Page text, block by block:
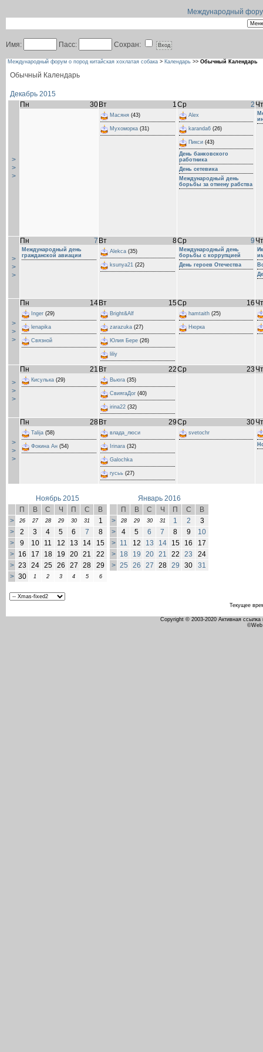
Международный
Имя: Пасс: Сохран:
Международный форум о пород китайская хохлатая собака > Календарь >> Обычный Календарь
Обычный Календарь
Декабрь 2015
>
>
>
30
Пн 1
Вт
Масяня (43)
Мухоморка (31)
2
Ср
Alex
karanda6 (26)
Пикси (43)
День банковского
работника
День сетевика
Международный день
борьбы за отмену рабства
Чт
>
>
>
7
Пн
Международный день
гражданской авиации
8
Вт
Alekca (35)
ksunya21 (22)
9
Ср
Международный день
борьбы с коррупцией
День героев Отечества
Чт
>
>
>
14
Пн
Inger (29)
lenapika
Связной
15
Вт
Bright&Alf
zarazuka (27)
Юлия Бере (26)
liliy
16
Ср
hamtaith (25)
Нюрка
Чт
>
>
>
21
Пн
Кисулька (29)
22
Вт
Вьюга (35)
СвиягаДог (40)
irina22 (32)
23
Ср Чт
>
>
>
28
Пн
Talija (58)
Фокина Ан (54)
29
Вт
влада_люси
Irinara (32)
Galochka
гусьь (27)
30
Ср
svetochr
Чт
Ноябрь 2015
П
В С Ч П С
В
>
26 27 28 29 30 31
1
>
2 3 4 5 6 7
8
>
9 10 11 12 13 14
15
>
16 17 18 19 20 21
22
> 23 24 25 26 27 28
29
> 30 1 2 3 4 5 6
Январь 2016
П
В С Ч П С
В
>
28 29 30 31 1 2
3
>
4 5 6 7 8 9
10
>
11 12 13 14 15 16
17
>
18 19 20 21 22 23
24
> 25 26 27 28 29 30 31
Текущее
Copyright © 2003-2020 Активная ссылка